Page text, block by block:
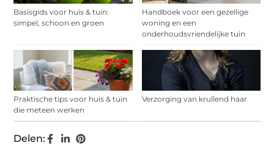
Basisgids voor huis & tuin:
simpel, schoon en groen
Handboek voor een gezellige
woning en een
onderhoudsvriendelijke tuin
Praktische tips voor huis & tuin
die meteen werken
Verzorging van krullend haar
Delen: